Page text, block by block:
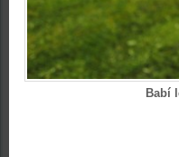
Babí